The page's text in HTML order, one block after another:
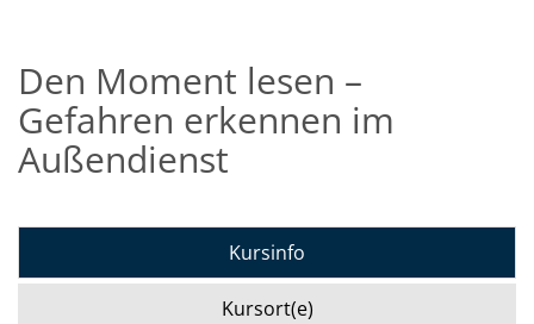
Den Moment lesen –
Gefahren erkennen im
Außendienst
Kursinfo
Kursort(e)